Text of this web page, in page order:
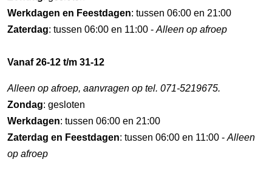
Werkdagen en Feestdagen: tussen 06:00 en 21:00
Zaterdag: tussen 06:00 en 11:00 - Alleen op afroep
Vanaf 26-12 t/m 31-12
Alleen op afroep, aanvragen op tel. 071-5219675.
Zondag: gesloten
Werkdagen: tussen 06:00 en 21:00
Zaterdag en Feestdagen: tussen 06:00 en 11:00 - Alleen
op afroep